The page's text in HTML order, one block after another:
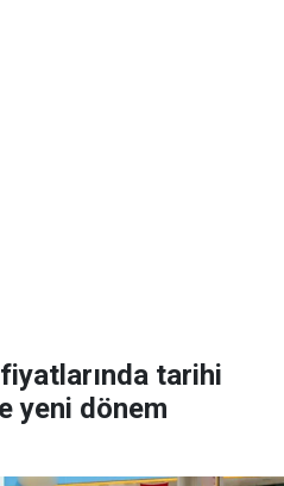
tarihi
yeni dönem